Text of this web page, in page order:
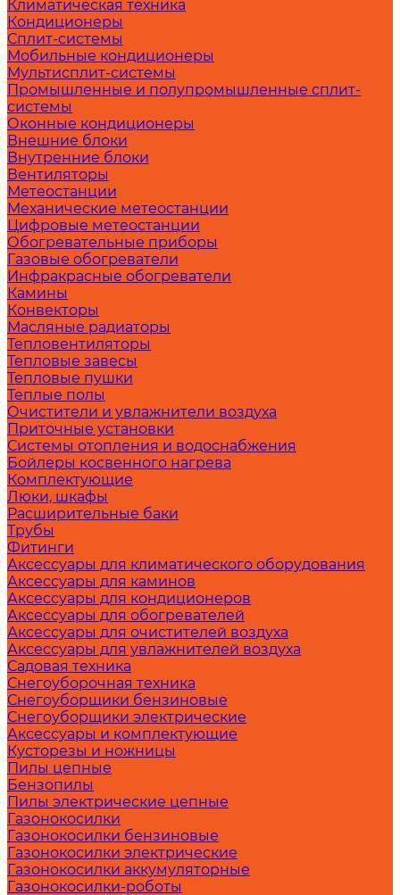
Климатическая техника
Кондиционеры
Сплит-системы
Мобильные кондиционеры
Мультисплит-системы
Промышленные и полупромышленные сплит-
системы
Оконные кондиционеры
Внешние блоки
Внутренние блоки
Вентиляторы
Метеостанции
Механические метеостанции
Цифровые метеостанции
Обогревательные приборы
Газовые обогреватели
Инфракрасные обогреватели
Камины
Конвекторы
Масляные радиаторы
Тепловентиляторы
Тепловые завесы
Тепловые пушки
Теплые полы
Очистители и увлажнители воздуха
Приточные установки
Системы отопления и водоснабжения
Бойлеры косвенного нагрева
Комплектующие
Люки, шкафы
Расширительные баки
Трубы
Фитинги
Аксессуары для климатического оборудования
Аксессуары для каминов
Аксессуары для кондиционеров
Аксессуары для обогревателей
Аксессуары для очистителей воздуха
Аксессуары для увлажнителей воздуха
Садовая техника
Снегоуборочная техника
Снегоуборщики бензиновые
Снегоуборщики электрические
Аксессуары и комплектующие
Кусторезы и ножницы
Пилы цепные
Бензопилы
Пилы электрические цепные
Газонокосилки
Газонокосилки бензиновые
Газонокосилки электрические
Газонокосилки аккумуляторные
Газонокосилки-роботы